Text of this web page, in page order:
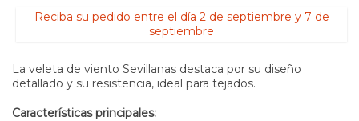
Reciba su pedido entre el día 2 de septiembre y 7 de
septiembre
La veleta de viento Sevillanas destaca por su diseño
detallado y su resistencia, ideal para tejados.
Características principales: